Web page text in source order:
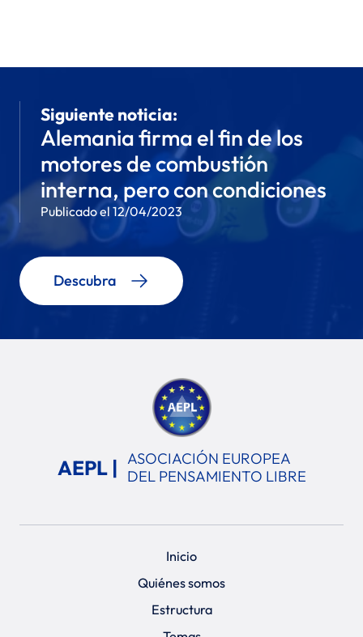
Siguiente noticia:
Alemania firma el fin de los
motores de combustión
interna, pero con condiciones
Publicado el 12/04/2023
Descubra
AEPL | ASOCIACIÓN EUROPEA
DEL PENSAMIENTO LIBRE
Inicio
Quiénes somos
Estructura